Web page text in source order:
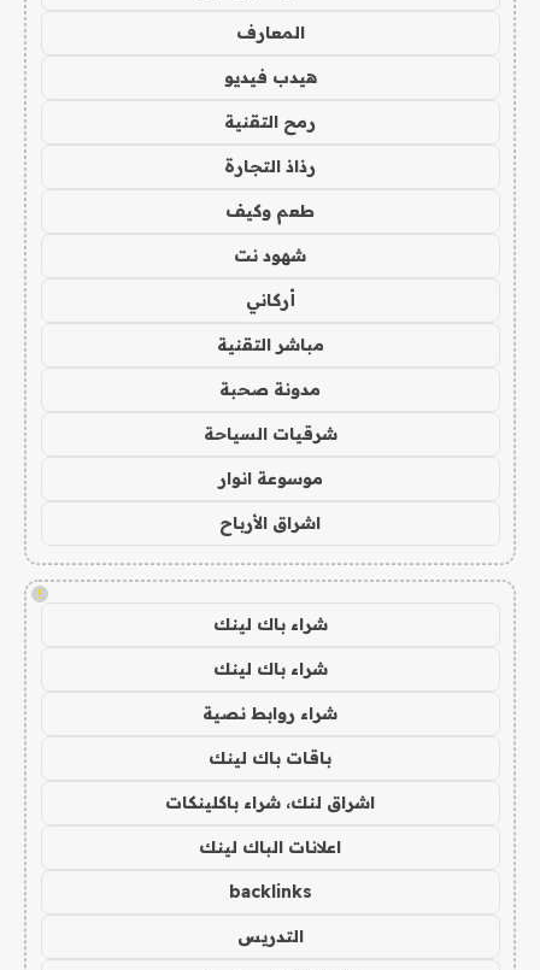
المعارف
هيدب فيديو
رمح التقنية
رذاذ التجارة
طعم وكيف
شهود نت
أركاني
مباشر التقنية
مدونة صحبة
شرقيات السياحة
موسوعة انوار
اشراق الأرباح
!
شراء باك لينك
شراء باك لينك
شراء روابط نصية
باقات باك لينك
اشراق لنك، شراء باكلينكات
اعلانات الباك لينك
backlinks
التدريس